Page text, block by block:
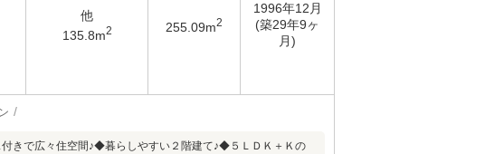
他
135.8m2 255.09m2
1996年12月
(築29年9ヶ
月)
きで広々住空間♪◆暮らしやすい２階建て♪◆５ＬＤＫ＋Ｋの